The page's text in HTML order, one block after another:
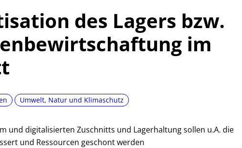
des Lagers bzw.
im
Umwelt, Natur und Klimaschutz
und digitalisierten Zuschnitts und Lagerhaltung sollen u.A. die
und Ressourcen geschont werden